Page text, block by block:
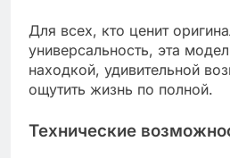
Для всех, кто ценит
универсальность, эта
находкой, удивительной
ощутить жизнь по полной.
Технические